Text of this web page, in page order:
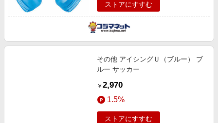
ストアにすすむ
その他 アイシングＵ（ブルー） ブ
ルー サッカー
￥ 2,970
1.5%
ストアにすすむ